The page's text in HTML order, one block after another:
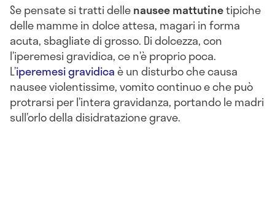
Se pensate si tratti dellenauseemattutinetipiche
delle mamme in dolce attesa, magari in forma
acuta, sbagliate di grosso. Di dolcezza, con
l’iperemesi gravidica, ce n’è proprio poca.
L’iperemesi gravidicaè un disturbo che causa
nausee violentissime, vomito continuo e che può
protrarsi per l’intera gravidanza, portando le madri
sull’orlo della disidratazione grave.